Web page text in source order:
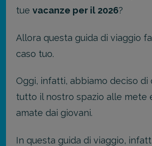
tue vacanze per il 2026?
Allora questa guida di viaggio
caso tuo.
Oggi, infatti, abbiamo deciso di
tutto il nostro spazio alle mete
amate dai giovani.
In questa guida di viaggio,